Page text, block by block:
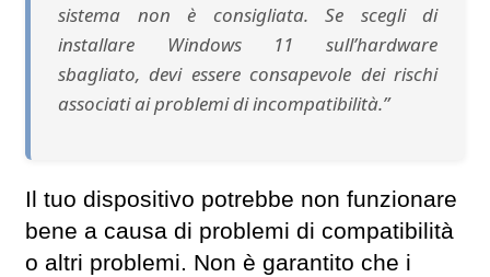
sistema non è consigliata. Se scegli di
installare Windows 11 sull’hardware
sbagliato, devi essere consapevole dei rischi
associati ai problemi di incompatibilità.”
Il tuo dispositivo potrebbe non funzionare
bene a causa di problemi di compatibilità
o altri problemi. Non è garantito che i